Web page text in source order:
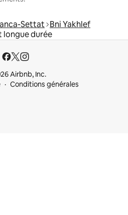
Settat Bni Yakhlef
longue durée
Airbnb, Inc.
Conditions générales